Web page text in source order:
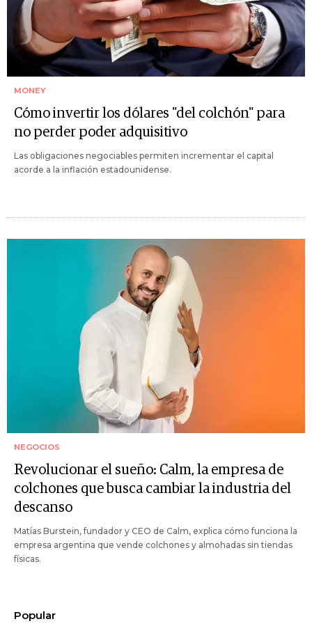
MONEY
Cómo invertir los dólares "del colchón" para
no perder poder adquisitivo
Las obligaciones negociables permiten incrementar el capital
acorde a la inflación estadounidense.
NEGOCIOS
Revolucionar el sueño: Calm, la empresa de
colchones que busca cambiar la industria del
descanso
Matías Burstein, fundador y CEO de Calm, explica cómo funciona la
empresa argentina que vende colchones y almohadas sin tiendas
físicas.
Popular